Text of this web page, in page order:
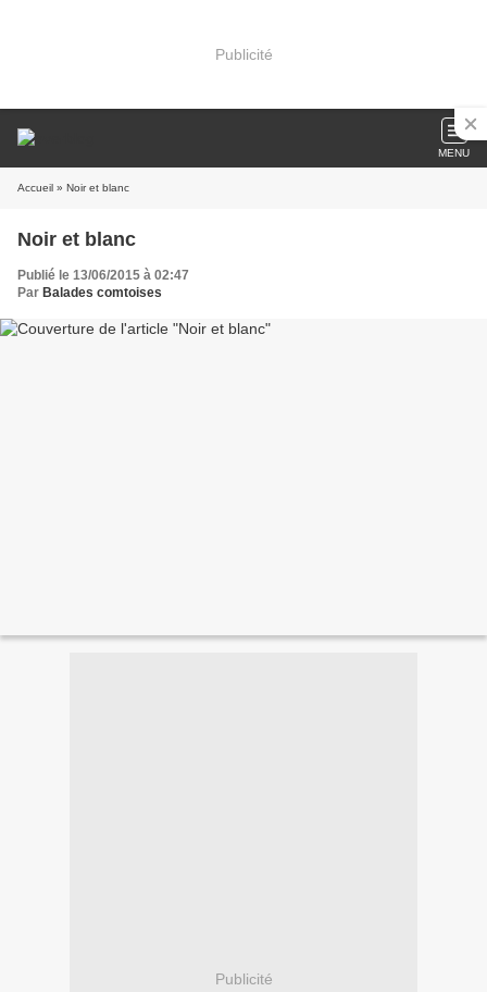
Publicité
MENU
Accueil » Noir et blanc
Noir et blanc
Publié le 13/06/2015 à 02:47
Par Balades comtoises
Publicité